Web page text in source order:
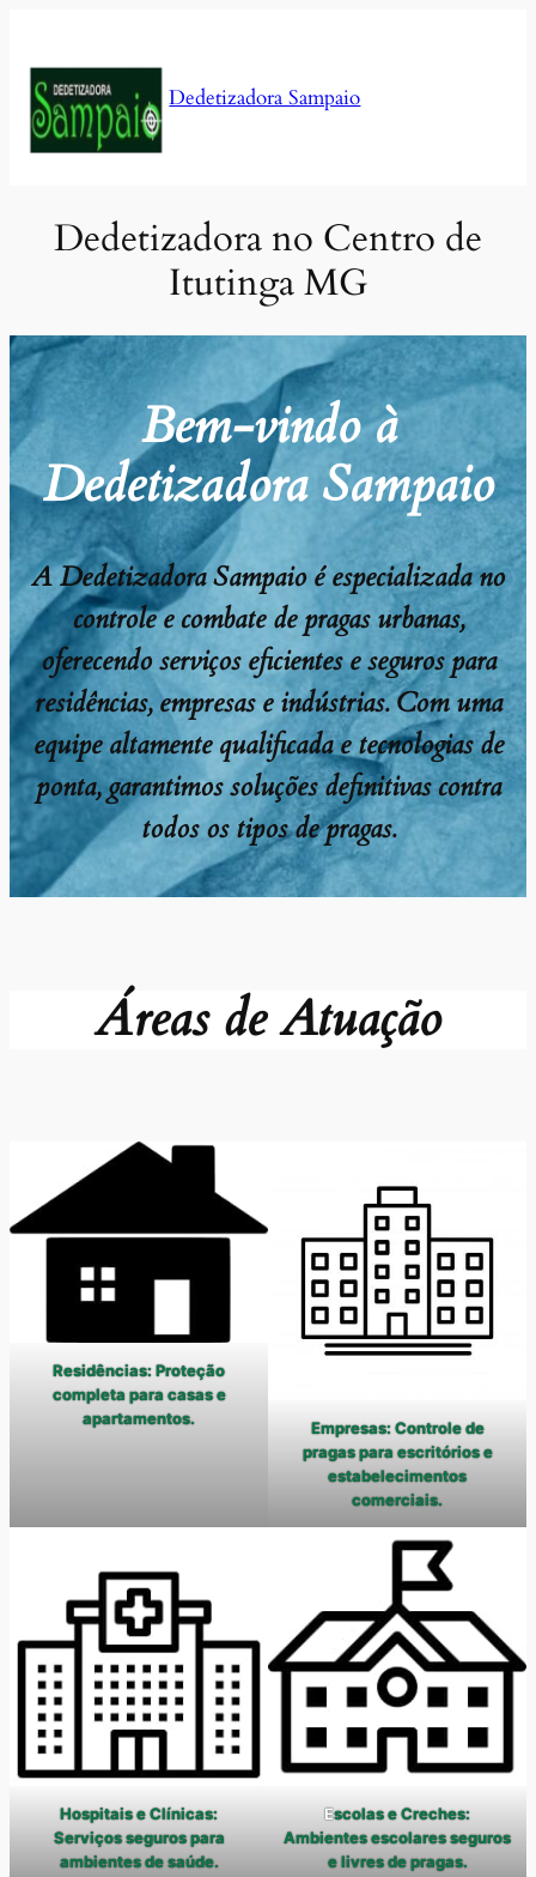
conteúdo
Dedetizadora Sampaio
Dedetizadora no Centro de
Itutinga MG
Bem-vindo à
Dedetizadora Sampaio
A Dedetizadora Sampaio é especializada no
controle e combate de pragas urbanas,
oferecendo serviços eficientes e seguros para
residências, empresas e indústrias. Com uma
equipe altamente qualificada e tecnologias de
ponta, garantimos soluções definitivas contra
todos os tipos de pragas.
Áreas de Atuação
Residências: Proteção
completa para casas e
apartamentos.
Empresas: Controle de
pragas para escritórios e
estabelecimentos
comerciais.
Hospitais e Clínicas:
Serviços seguros para
ambientes de saúde.
Escolas e Creches:
Ambientes escolares seguros
e livres de pragas.